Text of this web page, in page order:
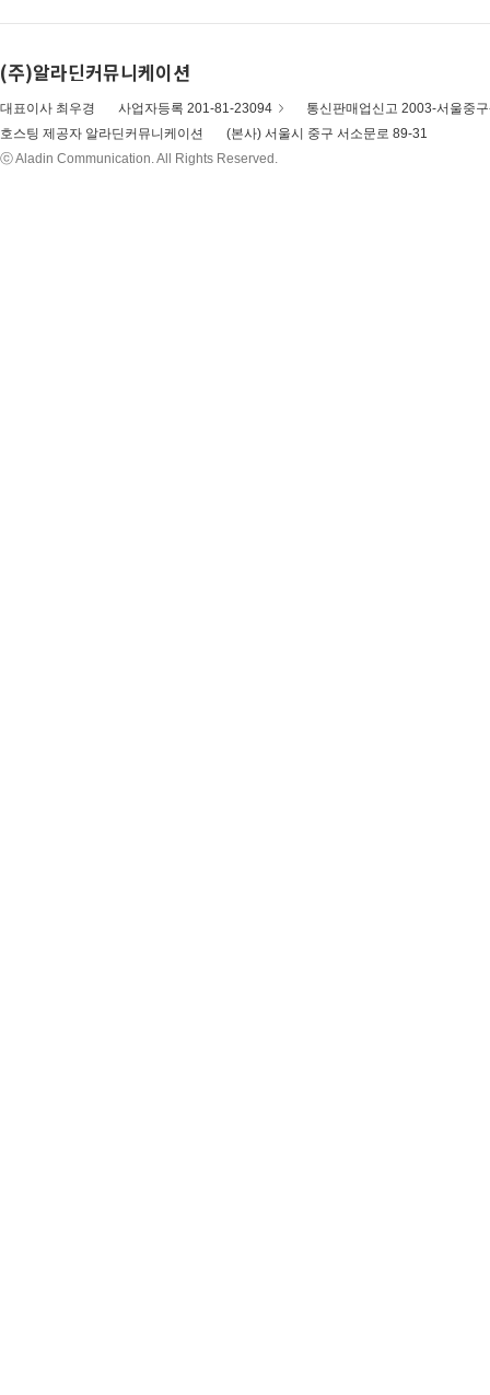
(주)알라딘커뮤니케이션
대표이사 최우경 사업자등록 201-81-23094
통신판매업신고 2003-서울중
호스팅 제공자 알라딘커뮤니케이션
(본사) 서울시 중구 서소문로 89-31
ⓒ Aladin Communication. All Rights Reserved.